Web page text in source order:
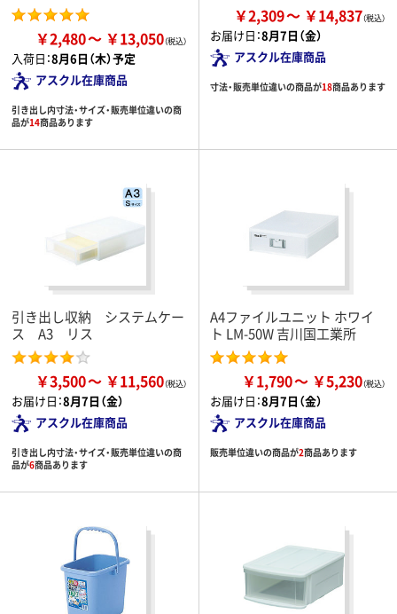
￥2,480 ￥13,050
入荷日：8月6日（木）予定
アスクル在庫商品
引き出し内寸法・サイズ・販売単位違いの商
品が14商品あります
￥2,309 ￥14,837
お届け日：8月7日（金）
アスクル在庫商品
寸法・販売単位違いの商品が18商品あります
引き出し収納 システムケー
ス A3 リス
￥3,500 ￥11,560
お届け日：8月7日（金）
アスクル在庫商品
引き出し内寸法・サイズ・販売単位違いの商
品が6商品あります
A4ファイルユニット ホワイ
ト LM-50W 吉川国工業所
￥1,790 ￥5,230
お届け日：8月7日（金）
アスクル在庫商品
販売単位違いの商品が2商品あります